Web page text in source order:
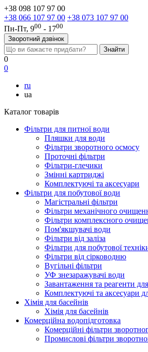
+38 098 107 97 00
+38 066 107 97 00 +38 073 107 97 00
Пн-Пт, 900 - 1700
Зворотний дзвінок
0
0
ru
ua
Каталог товарів
Фільтри для питної води
Пляшки для води
Фільтри зворотного осмосу
Проточні фільтри
Фільтри-глечики
Змінні картриджі
Комплектуючі та аксесуари
Фільтри для побутової води
Магістральні фільтри
Фільтри механічного
Фільтри комплексного
Пом'якшувачі води
Фільтри від заліза
Фільтри для побутової
Фільтри від сірководню
Вугільні фільтри
УФ знезаражувачі води
Завантаження та реагенти
Комплектуючі та аксесуари
Хімія для басейнів
Хімія для басейнів
Комерційна водопідготовка
Комерційні фільтри
Промислові фільтри